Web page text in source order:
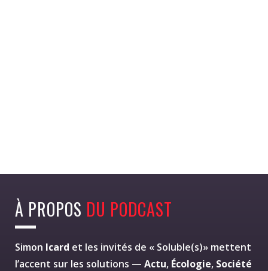
À PROPOS DU PODCAST
Simon Icard et les invités de « Soluble(s)» mettent
l’accent sur les solutions — Actu, Écologie, Société